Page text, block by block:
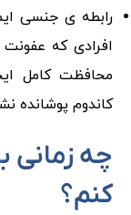
رابطه ی جنسی
افرادی که عفونت
محافظت کامل
کاندوم پوشانده
چه زمانی
کنم؟